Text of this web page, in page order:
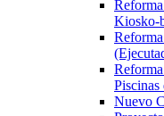
Kiosko-
Piscinas
Nuevo